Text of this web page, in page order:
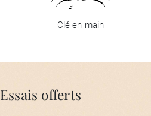
Clé en main
Essais offerts